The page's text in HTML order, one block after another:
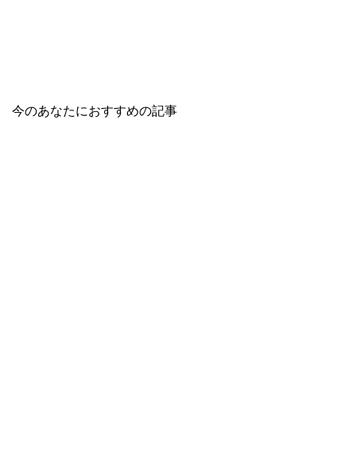
今のあなたにおすすめの記事